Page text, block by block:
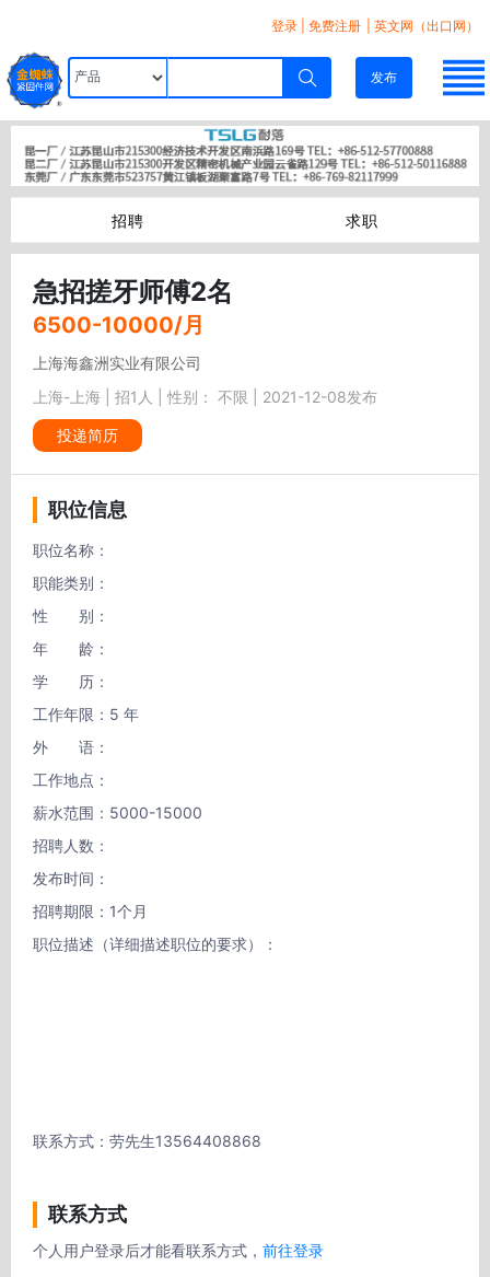
登录 免费注册 | 英文网（出口网）
发布
招聘 求职
急招搓牙师傅2名
6500-10000/月
上海海鑫洲实业有限公司
上海-上海 | 招1人 | 性别： 不限 | 2021-12-08发布
投递简历
职位信息
职位名称：
职能类别：
性　　别：
年　　龄：
学　　历：
工作年限：5 年
外　　语：
工作地点：
薪水范围：5000-15000
招聘人数：
发布时间：
招聘期限：1个月
职位描述（详细描述职位的要求）：
联系方式：劳先生13564408868
联系方式
个人用户登录后才能看联系方式， 前往登录